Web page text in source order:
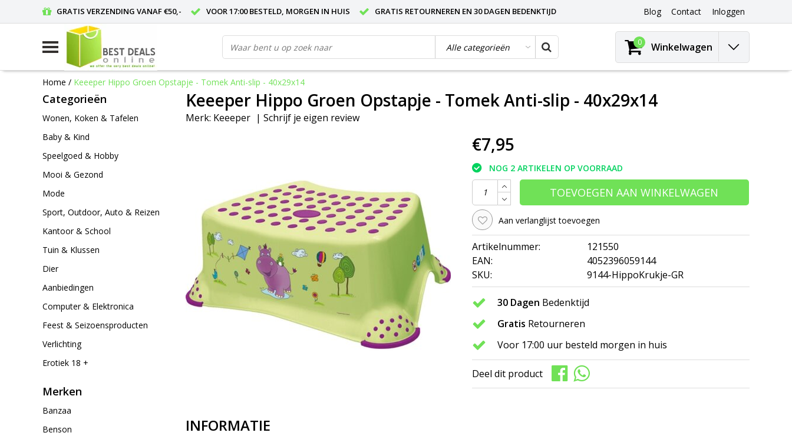
GRATIS VERZENDING VANAF €50,- VOOR 17:00 BESTELD, MORGEN IN HUIS GRATIS RETOURNEREN EN 30 DAGEN BEDENKTIJD Blog Contact Inloggen
0 Winkelwagen
Home / Keeeper Hippo Groen Opstapje - Tomek Anti-slip - 40x29x14
Categorieën
Wonen, Koken & Tafelen
Baby & Kind
Speelgoed & Hobby
Mooi & Gezond
Mode
Sport, Outdoor, Auto & Reizen
Kantoor & School
Tuin & Klussen
Dier
Aanbiedingen
Computer & Elektronica
Feest & Seizoensproducten
Verlichting
Erotiek 18 +
Merken
Banzaa
Benson
Keeeper Hippo Groen Opstapje - Tomek Anti-slip - 40x29x14
Merk: Keeeper | Schrijf je eigen review
€7,95
NOG 2 ARTIKELEN OP VOORRAAD
TOEVOEGEN AAN WINKELWAGEN
Aan verlanglijst toevoegen
Artikelnummer:
121550
EAN:
4052396059144
SKU:
9144-HippoKrukje-GR
30 Dagen Bedenktijd
Gratis Retourneren
Voor 17:00 uur besteld morgen in huis
Deel dit product
INFORMATIE